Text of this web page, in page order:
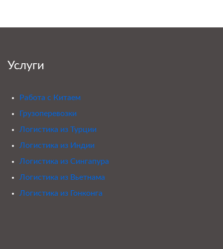
Услуги
Работа с Китаем
Грузоперевозки
Логистика из Турции
Логистика из Индии
Логистика из Сингапура
Логистика из Вьетнама
Логистика из Гонконга